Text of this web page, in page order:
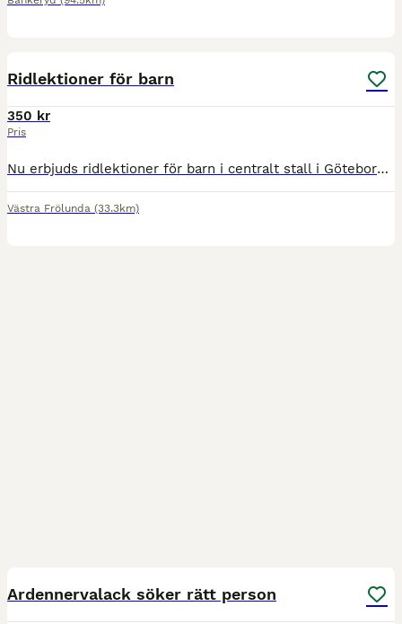
Ridlektioner för barn
350 kr
Pris
Nu erbjuds ridlektioner för barn i centralt stall i Göteborg, Västra Frölunda/Högsbo. Inriktningen är främst mindre barn och nybörjare. Jag som ridlärare är meriterad ryttare med bl.a SM-guld i dres
Västra Frölunda (33.3km)
Ardennervalack söker rätt person